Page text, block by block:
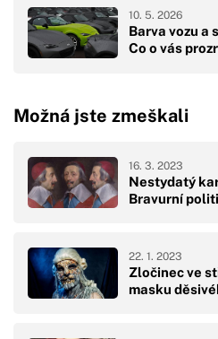
Barva vozu a
Co o vás
10. 5. 2026
Možná jste zmeškali
Nestydatý
Bravurní
16. 3. 2023
Zločinec ve
masku
22. 1. 2023